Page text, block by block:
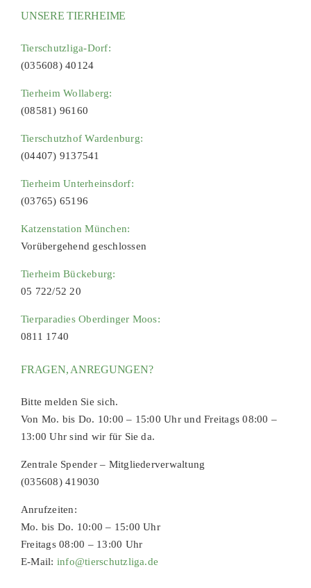
UNSERE TIERHEIME
Tierschutzliga-Dorf:
(035608) 40124
Tierheim Wollaberg:
(08581) 96160
Tierschutzhof Wardenburg:
(04407) 9137541
Tierheim Unterheinsdorf:
(03765) 65196
Katzenstation München:
Vorübergehend geschlossen
Tierheim Bückeburg:
05 722/52 20
Tierparadies Oberdinger Moos:
0811 1740
FRAGEN, ANREGUNGEN?
Bitte melden Sie sich.
Von Mo. bis Do. 10:00 – 15:00 Uhr und Freitags 08:00 –
13:00 Uhr sind wir für Sie da.
Zentrale Spender – Mitgliederverwaltung
(035608) 419030
Anrufzeiten:
Mo. bis Do. 10:00 – 15:00 Uhr
Freitags 08:00 – 13:00 Uhr
E-Mail: info@tierschutzliga.de